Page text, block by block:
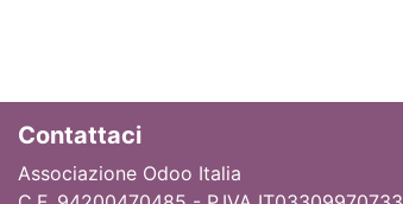
Contattaci
Associazione Odoo Italia